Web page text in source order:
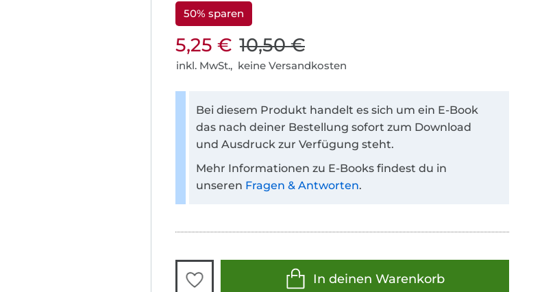
50% sparen
5,25 € 10,50 €
inkl. MwSt., keine Versandkosten
Bei diesem Produkt handelt es sich um ein E-Book
das nach deiner Bestellung sofort zum Download
und Ausdruck zur Verfügung steht.
Mehr Informationen zu E-Books findest du in
unseren Fragen & Antworten.
In deinen Warenkorb